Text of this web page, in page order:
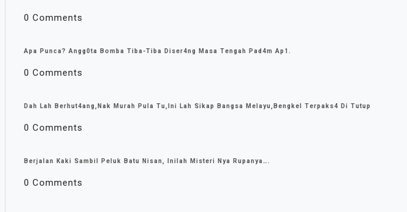
0 Comments
Apa Punca? Angg0ta Bomba Tiba-Tiba Diser4ng Masa Tengah Pad4m Ap1.
0 Comments
Dah Lah Berhut4ang,Nak Murah Pula Tu,Ini Lah Sikap Bangsa Melayu,Bengkel Terpaks4 Di Tutup
0 Comments
Berjalan Kaki Sambil Peluk Batu Nisan, Inilah Misteri Nya Rupanya….
0 Comments